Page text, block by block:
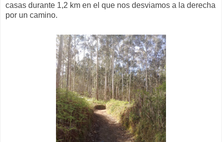
casas durante 1,2 km en el que nos desviamos a la derecha
por un camino.